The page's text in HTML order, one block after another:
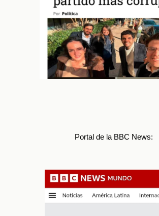
Portal de la BBC News: